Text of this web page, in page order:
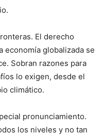
El derecho
economía globalizada se
Sobran razones para
lo exigen, desde el
climático.
pronunciamiento.
los niveles y no tan